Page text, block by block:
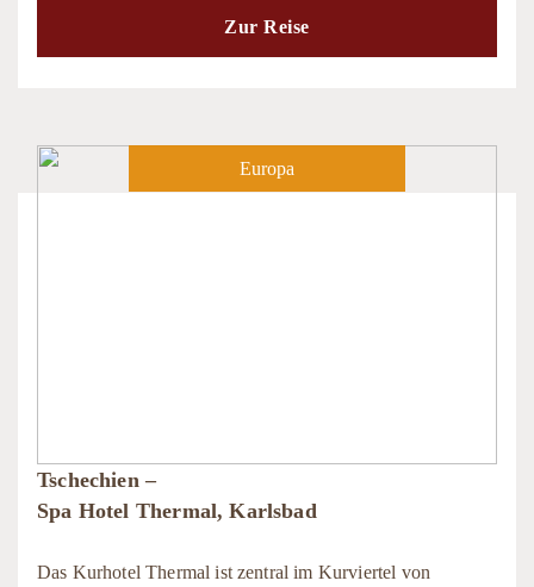
Zur Reise
Europa
Tschechien –
Spa Hotel Thermal, Karlsbad
Das Kurhotel Thermal ist zentral im Kurviertel von